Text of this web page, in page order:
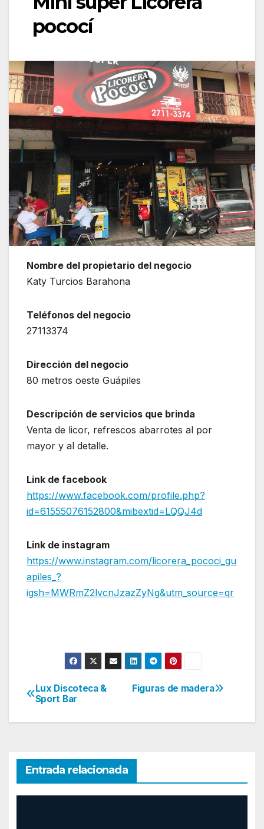
pococí
Nombre del propietario del negocio
Katy Turcios Barahona
Teléfonos del negocio
27113374
Dirección del negocio
80 metros oeste Guápiles
Descripción de servicios que brinda
Venta de licor, refrescos abarrotes al por
mayor y al detalle.
Link de facebook
https://www.facebook.com/profile.php?
id=61555076152800&mibextid=LQQJ4d
Link de instagram
https://www.instagram.com/licorera_pococi_gu
apiles_?
igsh=MWRmZ2lvcnJzazZyNg&utm_source=qr
Navegación
de
Figuras de madera
Lux Discoteca &
Sport Bar
Entrada relacionada